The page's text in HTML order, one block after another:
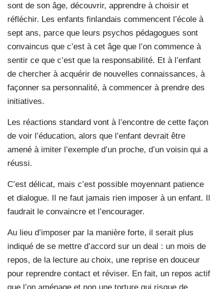
sont de son âge, découvrir, apprendre à choisir et
réfléchir. Les enfants finlandais commencent l’école à
sept ans, parce que leurs psychos pédagogues sont
convaincus que c’est à cet âge que l’on commence à
sentir ce que c’est que la responsabilité. Et à l’enfant
de chercher à acquérir de nouvelles connaissances, à
façonner sa personnalité, à commencer à prendre des
initiatives.
Les réactions standard vont à l’encontre de cette façon
de voir l’éducation, alors que l’enfant devrait être
amené à imiter l’exemple d’un proche, d’un voisin qui a
réussi.
C’est délicat, mais c’est possible moyennant patience
et dialogue. Il ne faut jamais rien imposer à un enfant. Il
faudrait le convaincre et l’encourager.
Au lieu d’imposer par la manière forte, il serait plus
indiqué de se mettre d’accord sur un deal : un mois de
repos, de la lecture au choix, une reprise en douceur
pour reprendre contact et réviser. En fait, un repos actif
que l’on aménage et non une torture qui risque de